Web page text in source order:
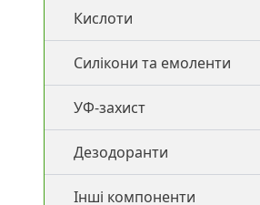
Рідкі екстракти (ВСГ)
Масляні екстракти
СО2 екстракти
Кислоти
Пілінги
Регулятори кислотності
Силікони та емоленти
УФ-захист
УФ-фільтри
Для засмаги
Дезодоранти
Інші компоненти